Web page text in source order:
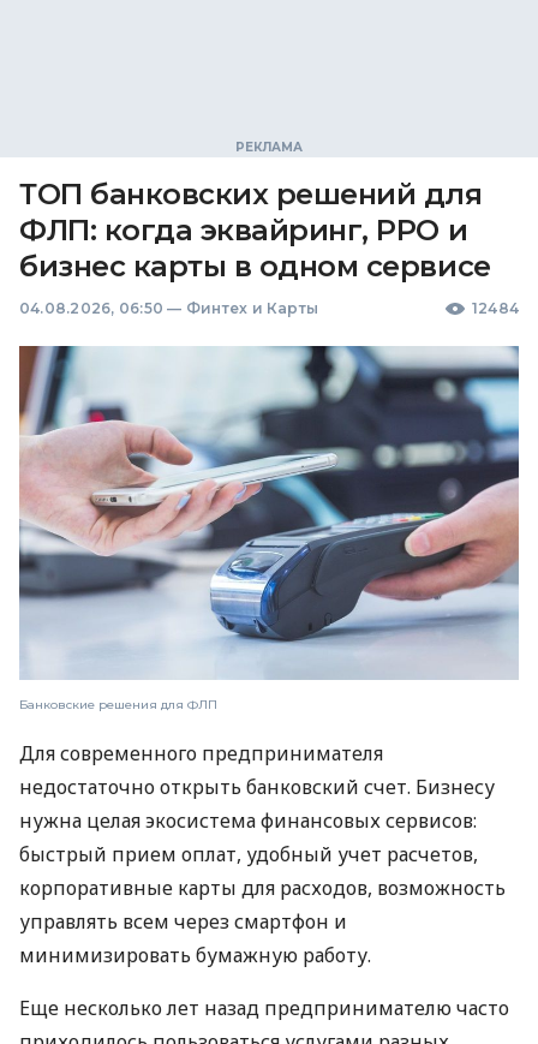
ТОП банковских решений для
ФЛП: когда эквайринг, РРО и
бизнес карты в одном сервисе
04.08.2026, 06:50 — Финтех и Карты 12484
Банковские решения для ФЛП
Для современного предпринимателя
недостаточно открыть банковский счет. Бизнесу
нужна целая экосистема финансовых сервисов:
быстрый прием оплат, удобный учет расчетов,
корпоративные карты для расходов, возможность
управлять всем через смартфон и
минимизировать бумажную работу.
Еще несколько лет назад предпринимателю часто